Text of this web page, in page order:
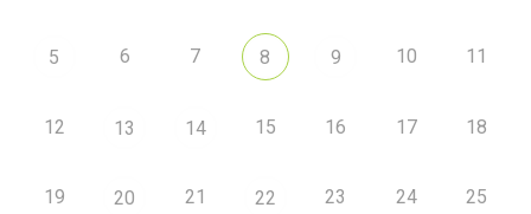
5 6 7 8 9 10 11
12 13 14 15 16 17 18
19 20 21 22 23 24 25